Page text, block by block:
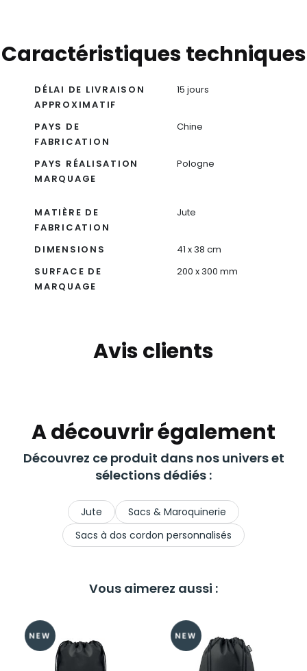
Caractéristiques techniques
DÉLAI DE LIVRAISON
APPROXIMATIF
15 jours
PAYS DE
FABRICATION
Chine
PAYS RÉALISATION
MARQUAGE
Pologne
MATIÈRE DE
FABRICATION
Jute
DIMENSIONS
41 x 38 cm
SURFACE DE
MARQUAGE
200 x 300 mm
Avis clients
A découvrir également
Découvrez ce produit dans nos univers et
sélections dédiés :
Jute
Sacs & Maroquinerie
Sacs à dos cordon personnalisés
Vous aimerez aussi :